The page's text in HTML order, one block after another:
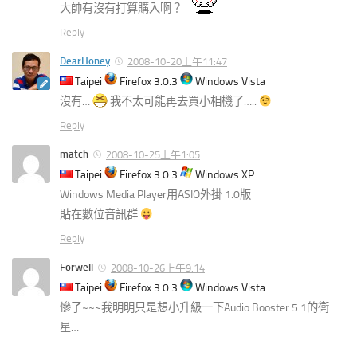
大帥有沒有打算購入啊？
Reply
DearHoney 2008-10-20上午11:47
Taipei Firefox 3.0.3
Windows Vista
沒有…
我不太可能再去買小相機了…..
Reply
match 2008-10-25上午1:05
Taipei Firefox 3.0.3
Windows XP
Windows Media Player用ASIO外掛 1.0版
貼在數位音訊群
Reply
Forwell 2008-10-26上午9:14
Taipei Firefox 3.0.3
Windows Vista
慘了~~~我明明只是想小升級一下Audio Booster 5.1的衛
星…